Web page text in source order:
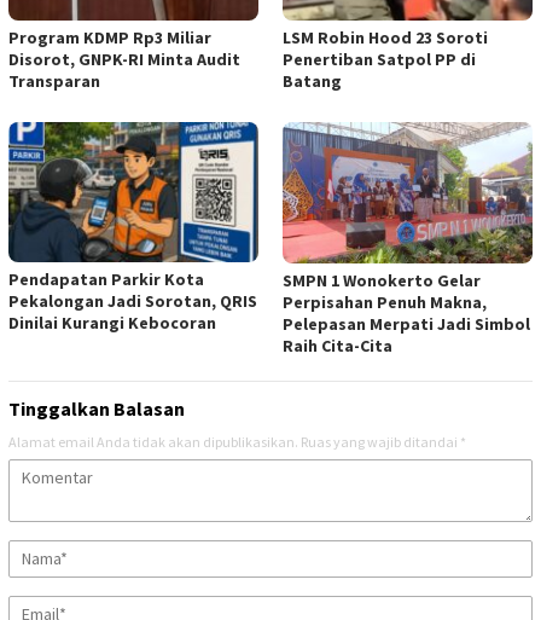
Program KDMP Rp3 Miliar
Disorot, GNPK-RI Minta Audit
Transparan
LSM Robin Hood 23 Soroti
Penertiban Satpol PP di
Batang
Pendapatan Parkir Kota
Pekalongan Jadi Sorotan, QRIS
Dinilai Kurangi Kebocoran
SMPN 1 Wonokerto Gelar
Perpisahan Penuh Makna,
Pelepasan Merpati Jadi Simbol
Raih Cita-Cita
Tinggalkan Balasan
Alamat email Anda tidak akan dipublikasikan. Ruas yang wajib ditandai *